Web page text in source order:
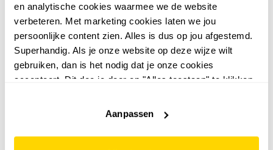
en analytische cookies waarmee we de website
verbeteren. Met marketing cookies laten we jou
persoonlijke content zien. Alles is dus op jou afgestemd.
Superhandig. Als je onze website op deze wijze wilt
gebruiken, dan is het nodig dat je onze cookies
accepteert. Dit doe je door op "Alles toestaan" te klikken.
website niet optimaal functioneert.
Aanpassen